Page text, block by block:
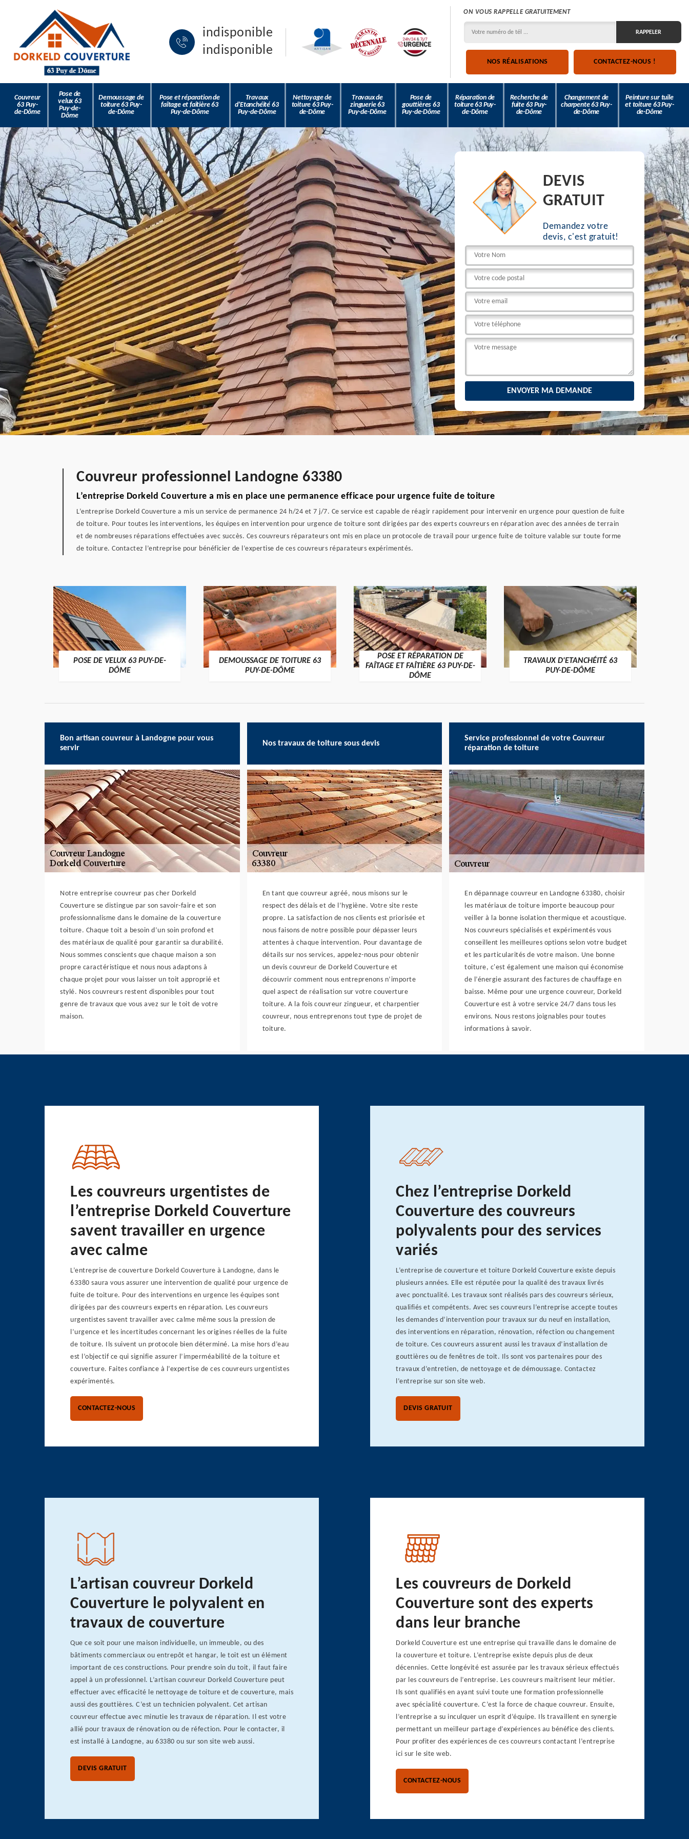
indisponible
indisponible
ON VOUS RAPPELLE GRATUITEMENT
NOS RÉALISATIONS CONTACTEZ-NOUS !
Couvreur
63 Puy-
de-Dôme
Pose de
velux 63
Puy-de-
Dôme
Demoussage de
toiture 63 Puy-
de-Dôme
Pose et réparation de
faîtage et faîtière 63
Puy-de-Dôme
Travaux
d'Etanchéité 63
Puy-de-Dôme
Nettoyage de
toiture 63 Puy-
de-Dôme
Travaux de
zinguerie 63
Puy-de-Dôme
Pose de
gouttières 63
Puy-de-Dôme
Réparation de
toiture 63 Puy-
de-Dôme
Recherche de
fuite 63 Puy-
de-Dôme
Changement de
charpente 63 Puy-
de-Dôme
Peinture sur tuile
et toiture 63 Puy-
de-Dôme
DEVIS
GRATUIT
Demandez votre
devis, c'est gratuit!
Couvreur professionnel Landogne 63380
L’entreprise Dorkeld Couverture a mis en place une permanence efficace pour urgence fuite de toiture
L’entreprise Dorkeld Couverture a mis un service de permanence 24 h/24 et 7 j/7. Ce service est capable de réagir rapidement pour intervenir en urgence pour question de fuite
de toiture. Pour toutes les interventions, les équipes en intervention pour urgence de toiture sont dirigées par des experts couvreurs en réparation avec des années de terrain
et de nombreuses réparations effectuées avec succès. Ces couvreurs réparateurs ont mis en place un protocole de travail pour urgence fuite de toiture valable sur toute forme
de toiture. Contactez l’entreprise pour bénéficier de l’expertise de ces couvreurs réparateurs expérimentés.
POSE DE VELUX 63 PUY-DE-
DÔME
DEMOUSSAGE DE TOITURE 63
PUY-DE-DÔME
POSE ET RÉPARATION DE
FAÎTAGE ET FAÎTIÈRE 63 PUY-DE-
DÔME
TRAVAUX D'ETANCHÉITÉ 63
PUY-DE-DÔME
Bon artisan couvreur à Landogne pour vous
servir
Notre entreprise couvreur pas cher Dorkeld
Couverture se distingue par son savoir-faire et son
professionnalisme dans le domaine de la couverture
toiture. Chaque toit a besoin d’un soin profond et
des matériaux de qualité pour garantir sa durabilité.
Nous sommes conscients que chaque maison a son
propre caractéristique et nous nous adaptons à
chaque projet pour vous laisser un toit approprié et
stylé. Nos couvreurs restent disponibles pour tout
genre de travaux que vous avez sur le toit de votre
maison.
Nos travaux de toiture sous devis
En tant que couvreur agréé, nous misons sur le
respect des délais et de l’hygiène. Votre site reste
propre. La satisfaction de nos clients est priorisée et
nous faisons de notre possible pour dépasser leurs
attentes à chaque intervention. Pour davantage de
détails sur nos services, appelez-nous pour obtenir
un devis couvreur de Dorkeld Couverture et
découvrir comment nous entreprenons n’importe
quel aspect de réalisation sur votre couverture
toiture. A la fois couvreur zingueur, et charpentier
couvreur, nous entreprenons tout type de projet de
toiture.
Service professionnel de votre Couvreur
réparation de toiture
En dépannage couvreur en Landogne 63380, choisir
les matériaux de toiture importe beaucoup pour
veiller à la bonne isolation thermique et acoustique.
Nos couvreurs spécialisés et expérimentés vous
conseillent les meilleures options selon votre budget
et les particularités de votre maison. Une bonne
toiture, c'est également une maison qui économise
de l’énergie assurant des factures de chauffage en
baisse. Même pour une urgence couvreur, Dorkeld
Couverture est à votre service 24/7 dans tous les
environs. Nous restons joignables pour toutes
informations à savoir.
Les couvreurs urgentistes de
l’entreprise Dorkeld Couverture
savent travailler en urgence
avec calme
L’entreprise de couverture Dorkeld Couverture à Landogne, dans le
63380 saura vous assurer une intervention de qualité pour urgence de
fuite de toiture. Pour des interventions en urgence les équipes sont
dirigées par des couvreurs experts en réparation. Les couvreurs
urgentistes savent travailler avec calme même sous la pression de
l’urgence et les incertitudes concernant les origines réelles de la fuite
de toiture. Ils suivent un protocole bien déterminé. La mise hors d’eau
est l’objectif ce qui signifie assurer l’imperméabilité de la toiture et
couverture. Faites confiance à l’expertise de ces couvreurs urgentistes
expérimentés.
CONTACTEZ-NOUS
Chez l’entreprise Dorkeld
Couverture des couvreurs
polyvalents pour des services
variés
L’entreprise de couverture et toiture Dorkeld Couverture existe depuis
plusieurs années. Elle est réputée pour la qualité des travaux livrés
avec ponctualité. Les travaux sont réalisés pars des couvreurs sérieux,
qualifiés et compétents. Avec ses couvreurs l’entreprise accepte toutes
les demandes d’intervention pour travaux sur du neuf en installation,
des interventions en réparation, rénovation, réfection ou changement
de toiture. Ces couvreurs assurent aussi les travaux d’installation de
gouttières ou de fenêtres de toit. Ils sont vos partenaires pour des
travaux d’entretien, de nettoyage et de démoussage. Contactez
l’entreprise sur son site web.
DEVIS GRATUIT
L’artisan couvreur Dorkeld
Couverture le polyvalent en
travaux de couverture
Que ce soit pour une maison individuelle, un immeuble, ou des
bâtiments commerciaux ou entrepôt et hangar, le toit est un élément
important de ces constructions. Pour prendre soin du toit, il faut faire
appel à un professionnel. L’artisan couvreur Dorkeld Couverture peut
effectuer avec efficacité le nettoyage de toiture et de couverture, mais
aussi des gouttières. C’est un technicien polyvalent. Cet artisan
couvreur effectue avec minutie les travaux de réparation. Il est votre
allié pour travaux de rénovation ou de réfection. Pour le contacter, il
est installé à Landogne, au 63380 ou sur son site web aussi.
DEVIS GRATUIT
Les couvreurs de Dorkeld
Couverture sont des experts
dans leur branche
Dorkeld Couverture est une entreprise qui travaille dans le domaine de
la couverture et toiture. L’entreprise existe depuis plus de deux
décennies. Cette longévité est assurée par les travaux sérieux effectués
par les couvreurs de l’entreprise. Les couvreurs maitrisent leur métier.
Ils sont qualifiés en ayant suivi toute une formation professionnelle
avec spécialité couverture. C’est la force de chaque couvreur. Ensuite,
l’entreprise a su inculquer un esprit d’équipe. Ils travaillent en synergie
permettant un meilleur partage d’expériences au bénéfice des clients.
Pour profiter des expériences de ces couvreurs contactant l’entreprise
ici sur le site web.
CONTACTEZ-NOUS